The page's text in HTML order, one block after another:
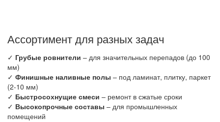
Ассортимент для разных задач
✓ Грубые ровнители – для значительных перепадов (до 100
мм)
✓ Финишные наливные полы – под ламинат, плитку, паркет
(2-10 мм)
✓ Быстросохнущие смеси – ремонт в сжатые сроки
✓ Высокопрочные составы – для промышленных
помещений